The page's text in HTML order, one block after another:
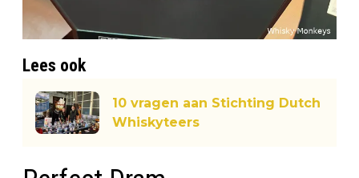
Lees ook
10 vragen aan Stichting Dutch
Whiskyteers